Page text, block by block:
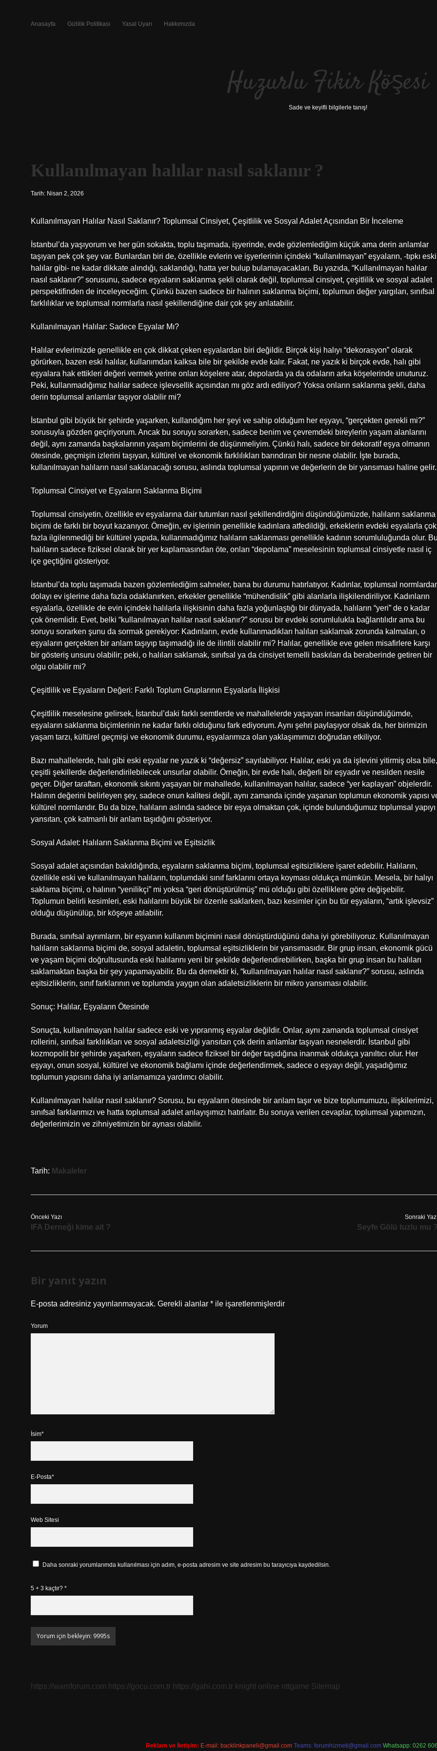
Anasayfa Gizlilik Politikası Yasal Uyarı Hakkımızda
Huzurlu Fikir Köşesi
Sade ve keyifli bilgilerle tanış!
Kullanılmayan halılar nasıl saklanır ?
Tarih: Nisan 2, 2026
Kullanılmayan Halılar Nasıl Saklanır? Toplumsal Cinsiyet, Çeşitlilik ve Sosyal Adalet Açısından Bir İnceleme
İstanbul’da yaşıyorum ve her gün sokakta, toplu taşımada, işyerinde, evde gözlemlediğim küçük ama derin anlamlar
taşıyan pek çok şey var. Bunlardan biri de, özellikle evlerin ve işyerlerinin içindeki “kullanılmayan” eşyaların, -tıpkı eski
halılar gibi- ne kadar dikkate alındığı, saklandığı, hatta yer bulup bulamayacakları. Bu yazıda, “Kullanılmayan halılar
nasıl saklanır?” sorusunu, sadece eşyaların saklanma şekli olarak değil, toplumsal cinsiyet, çeşitlilik ve sosyal adalet
perspektifinden de inceleyeceğim. Çünkü bazen sadece bir halının saklanma biçimi, toplumun değer yargıları, sınıfsal
farklılıklar ve toplumsal normlarla nasıl şekillendiğine dair çok şey anlatabilir.
Kullanılmayan Halılar: Sadece Eşyalar Mı?
Halılar evlerimizde genellikle en çok dikkat çeken eşyalardan biri değildir. Birçok kişi halıyı “dekorasyon” olarak
görürken, bazen eski halılar, kullanımdan kalksa bile bir şekilde evde kalır. Fakat, ne yazık ki birçok evde, halı gibi
eşyalara hak ettikleri değeri vermek yerine onları köşelere atar, depolarda ya da odaların arka köşelerinde unuturuz.
Peki, kullanmadığımız halılar sadece işlevsellik açısından mı göz ardı ediliyor? Yoksa onların saklanma şekli, daha
derin toplumsal anlamlar taşıyor olabilir mi?
İstanbul gibi büyük bir şehirde yaşarken, kullandığım her şeyi ve sahip olduğum her eşyayı, “gerçekten gerekli mi?”
sorusuyla gözden geçiriyorum. Ancak bu soruyu sorarken, sadece benim ve çevremdeki bireylerin yaşam alanlarını
değil, aynı zamanda başkalarının yaşam biçimlerini de düşünmeliyim. Çünkü halı, sadece bir dekoratif eşya olmanın
ötesinde, geçmişin izlerini taşıyan, kültürel ve ekonomik farklılıkları barındıran bir nesne olabilir. İşte burada,
kullanılmayan halıların nasıl saklanacağı sorusu, aslında toplumsal yapının ve değerlerin de bir yansıması haline gelir.
Toplumsal Cinsiyet ve Eşyaların Saklanma Biçimi
Toplumsal cinsiyetin, özellikle ev eşyalarına dair tutumları nasıl şekillendirdiğini düşündüğümüzde, halıların saklanma
biçimi de farklı bir boyut kazanıyor. Örneğin, ev işlerinin genellikle kadınlara atfedildiği, erkeklerin evdeki eşyalarla çok
fazla ilgilenmediği bir kültürel yapıda, kullanmadığımız halıların saklanması genellikle kadının sorumluluğunda olur.
halıların sadece fiziksel olarak bir yer kaplamasından öte, onları “depolama” meselesinin toplumsal cinsiyetle nasıl iç
içe geçtiğini gösteriyor.
İstanbul’da toplu taşımada bazen gözlemlediğim sahneler, bana bu durumu hatırlatıyor. Kadınlar, toplumsal
dolayı ev işlerine daha fazla odaklanırken, erkekler genellikle “mühendislik” gibi alanlarla ilişkilendiriliyor. Kadınların
eşyalarla, özellikle de evin içindeki halılarla ilişkisinin daha fazla yoğunlaştığı bir dünyada, halıların “yeri” de o kadar
çok önemlidir. Evet, belki “kullanılmayan halılar nasıl saklanır?” sorusu bir evdeki sorumlulukla bağlantılıdır ama bu
soruyu sorarken şunu da sormak gerekiyor: Kadınların, evde kullanmadıkları halıları saklamak zorunda kalmaları, o
eşyaların gerçekten bir anlam taşıyıp taşımadığı ile de ilintili olabilir mi? Halılar, genellikle eve gelen misafirlere karşı
bir gösteriş unsuru olabilir; peki, o halıları saklamak, sınıfsal ya da cinsiyet temelli baskıları da beraberinde getiren bir
olgu olabilir mi?
Çeşitlilik ve Eşyaların Değeri: Farklı Toplum Gruplarının Eşyalarla İlişkisi
Çeşitlilik meselesine gelirsek, İstanbul’daki farklı semtlerde ve mahallelerde yaşayan insanları düşündüğümde,
eşyaların saklanma biçimlerinin ne kadar farklı olduğunu fark ediyorum. Aynı şehri paylaşıyor olsak da, her birimizin
yaşam tarzı, kültürel geçmişi ve ekonomik durumu, eşyalarımıza olan yaklaşımımızı doğrudan etkiliyor.
Bazı mahallelerde, halı gibi eski eşyalar ne yazık ki “değersiz” sayılabiliyor. Halılar, eski ya da işlevini yitirmiş olsa bile,
çeşitli şekillerde değerlendirilebilecek unsurlar olabilir. Örneğin, bir evde halı, değerli bir eşyadır ve nesilden nesile
geçer. Diğer taraftan, ekonomik sıkıntı yaşayan bir mahallede, kullanılmayan halılar, sadece “yer kaplayan” objelerdir.
Halının değerini belirleyen şey, sadece onun kalitesi değil, aynı zamanda içinde yaşanan toplumun ekonomik yapısı
kültürel normlarıdır. Bu da bize, halıların aslında sadece bir eşya olmaktan çok, içinde bulunduğumuz toplumsal yapıyı
yansıtan, çok katmanlı bir anlam taşıdığını gösteriyor.
Sosyal Adalet: Halıların Saklanma Biçimi ve Eşitsizlik
Sosyal adalet açısından bakıldığında, eşyaların saklanma biçimi, toplumsal eşitsizliklere işaret edebilir. Halıların,
özellikle eski ve kullanılmayan halıların, toplumdaki sınıf farklarını ortaya koyması oldukça mümkün. Mesela, bir halıyı
saklama biçimi, o halının “yenilikçi” mi yoksa “geri dönüştürülmüş” mü olduğu gibi özelliklere göre değişebilir.
Toplumun belirli kesimleri, eski halılarını büyük bir özenle saklarken, bazı kesimler için bu tür eşyaların, “artık işlevsiz”
olduğu düşünülüp, bir köşeye atılabilir.
Burada, sınıfsal ayrımların, bir eşyanın kullanım biçimini nasıl dönüştürdüğünü daha iyi görebiliyoruz. Kullanılmayan
halıların saklanma biçimi de, sosyal adaletin, toplumsal eşitsizliklerin bir yansımasıdır. Bir grup insan, ekonomik gücü
ve yaşam biçimi doğrultusunda eski halılarını yeni bir şekilde değerlendirebilirken, başka bir grup insan bu halıları
saklamaktan başka bir şey yapamayabilir. Bu da demektir ki, “kullanılmayan halılar nasıl saklanır?” sorusu, aslında
eşitsizliklerin, sınıf farklarının ve toplumda yaygın olan adaletsizliklerin bir mikro yansıması olabilir.
Sonuç: Halılar, Eşyaların Ötesinde
Sonuçta, kullanılmayan halılar sadece eski ve yıpranmış eşyalar değildir. Onlar, aynı zamanda toplumsal cinsiyet
rollerini, sınıfsal farklılıkları ve sosyal adaletsizliği yansıtan çok derin anlamlar taşıyan nesnelerdir. İstanbul gibi
kozmopolit bir şehirde yaşarken, eşyaların sadece fiziksel bir değer taşıdığına inanmak oldukça yanıltıcı olur. Her
eşyayı, onun sosyal, kültürel ve ekonomik bağlamı içinde değerlendirmek, sadece o eşyayı değil, yaşadığımız
toplumun yapısını daha iyi anlamamıza yardımcı olabilir.
Kullanılmayan halılar nasıl saklanır? Sorusu, bu eşyaların ötesinde bir anlam taşır ve bize toplumumuzu, ilişkilerimizi,
sınıfsal farklarımızı ve hatta toplumsal adalet anlayışımızı hatırlatır. Bu soruya verilen cevaplar, toplumsal yapımızın,
değerlerimizin ve zihniyetimizin bir aynası olabilir.
Tarih: Makaleler
Önceki Yazı
IFA Derneği kime ait ?
Sonraki
Seyfe Gölü tuzlu mu
Bir yanıt yazın
E-posta adresiniz yayınlanmayacak. Gerekli alanlar * ile işaretlenmişlerdir
Yorum
İsim*
E-Posta*
Web Sitesi
Daha sonraki yorumlarımda kullanılması için adım, e-posta adresim ve site adresim bu tarayıcıya kaydedilsin.
5 + 3 kaçtır? *
https://warriforum.com https://gocu.com.tr https://gahi.com.tr knight online nttgame Sitemap
Reklam ve İletişim: E-mail: backlinkpaneli@gmail.com Teams: forumhizmeti@gmail.com Whatsapp: 0262